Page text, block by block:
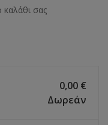
καλάθι σας
0,00 €
Δωρεάν